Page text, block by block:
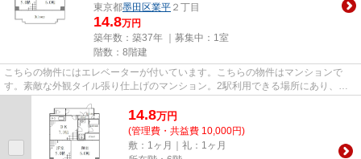
東京都墨田区業平 ２丁目
14.8万円
築年数：築37年 ｜募集中： 1室
階数：8階建
こちらの物件にはエレベーターが付いています。こちらの物件はマンションで
す。素敵な外観タイル張り仕上げのマンション。2駅利用できる場所にあり、行
14.8万円
(管理費・共益費 10,000円)
敷：1ヶ月｜礼：1ヶ月